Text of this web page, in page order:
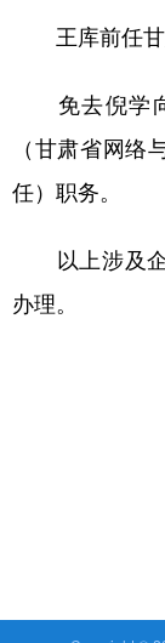
王库前任甘
免去倪学向
（甘肃省网
任）职务。
以上涉及企
办理。